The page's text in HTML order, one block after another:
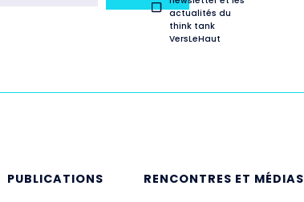
actualités du
think tank
VersLeHaut
PUBLICATIONS
RENCONTRES ET MÉDIAS